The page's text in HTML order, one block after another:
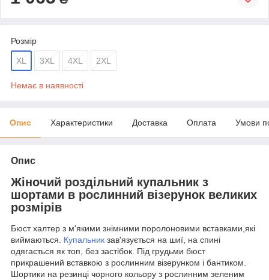
Розмір
XL 3XL 4XL 2XL
Немає в наявності
Опис Характеристики Доставка Оплата Умови
Опис
Жіночий роздільний купальник з
шортами в рослинний візерунок великих
розмірів
Бюст халтер з м'якими знімними поролоновими вставками,які
виймаються. Купальник зав'язується на шиї, на спині
одягається як топ, без застібок. Під грудьми бюст
прикрашений вставкою з рослинним візерунком і бантиком.
Шортики на резинці чорного кольору з рослинним зеленим